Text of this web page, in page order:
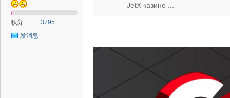
积分
3795
发消息
JetX казино ...